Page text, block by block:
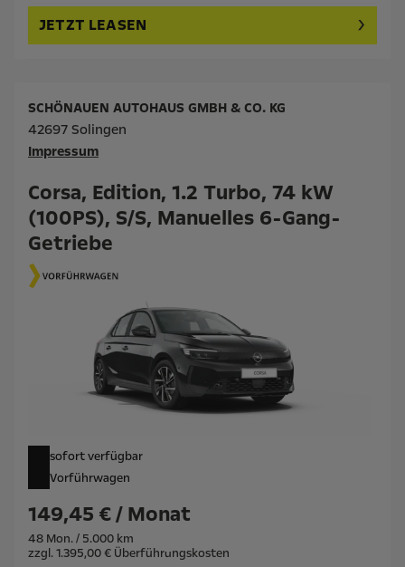
JETZT LEASEN
Corsa, Edition, 1.2 Turbo, 74 kW
(100PS), S/S, Manuelles 6-Gang-
Getriebe
sofort verfügbar
Vorführwagen
149,45 € / Monat
48 Mon. / 5.000 km
zzgl. 1.395,00 € Überführungskosten
SCHÖNAUEN AUTOHAUS GMBH & CO. KG
42697 Solingen
Impressum